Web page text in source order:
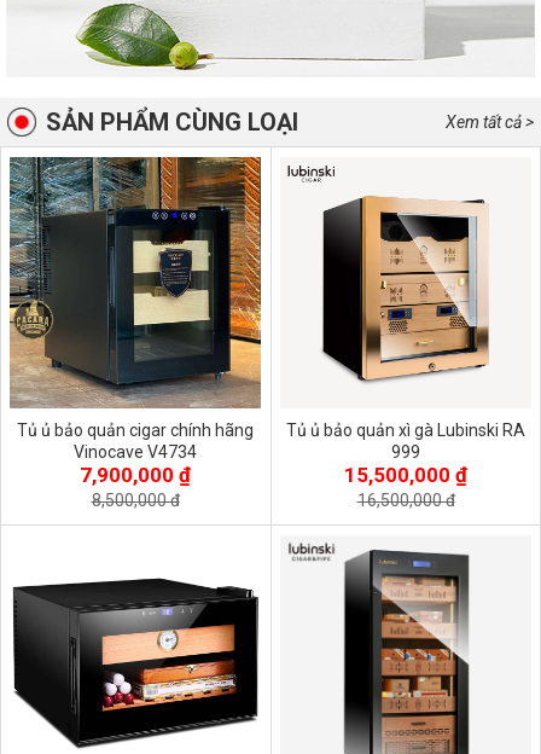
Xem tất cả >
SẢN PHẨM CÙNG LOẠI
Tủ ủ bảo quản cigar chính hãng
Vinocave V4734
7,900,000 ₫
8,500,000 đ
Tủ ủ bảo quản xì gà Lubinski RA
999
15,500,000 ₫
16,500,000 đ